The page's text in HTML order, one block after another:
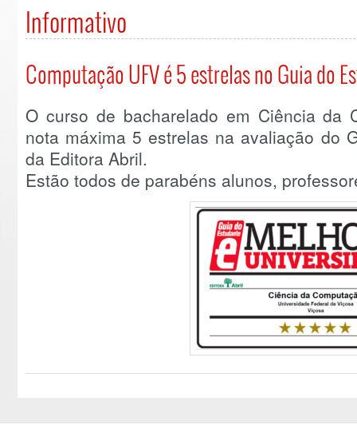
Informativo
Computação UFV é 5 estrelas no Guia do
O curso de bacharelado em Ciência da
nota máxima 5 estrelas na avaliação do
da Editora Abril.
Estão todos de parabéns alunos,